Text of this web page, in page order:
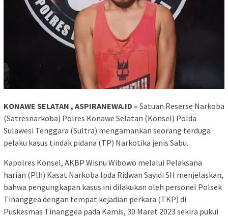
KONAWE SELATAN , ASPIRANEWA.ID – Satuan Reserse Narkoba
(Satresnarkoba) Polres Konawe Selatan (Konsel) Polda
Sulawesi Tenggara (Sultra) mengamankan seorang terduga
pelaku kasus tindak pidana (TP) Narkotika jenis Sabu.
Kapolres Konsel, AKBP Wisnu Wibowo melalui Pelaksana
harian (Plh) Kasat Narkoba Ipda Ridwan Sayidi SH menjelaskan,
bahwa pengungkapan kasus ini dilakukan oleh personel Polsek
Tinanggea dengan tempat kejadian perkara (TKP) di
Puskesmas Tinanggea pada Kamis, 30 Maret 2023 sekira pukul